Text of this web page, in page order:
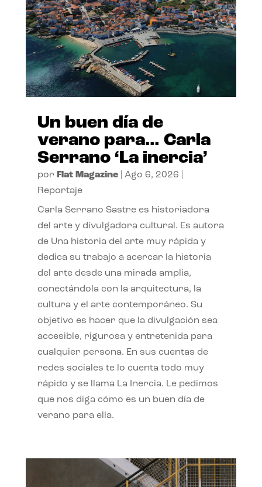
Un buen día de
verano para… Carla
Serrano ‘La inercia’
por Flat Magazine| Ago 6, 2026
Reportaje
Carla Serrano Sastre es historiadora
del arte y divulgadora cultural. Es autora
de Una historia del arte muy rápida y
dedica su trabajo a acercar la historia
del arte desde una mirada amplia,
conectándola con la arquitectura, la
cultura y el arte contemporáneo. Su
objetivo es hacer que la divulgación sea
accesible, rigurosa y entretenida para
cualquier persona. En sus cuentas de
redes sociales te lo cuenta todo muy
rápido y se llama La Inercia. Le pedimos
que nos diga cómo es un buen día de
verano para ella.